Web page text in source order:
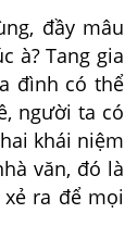
đầy mâu
à? Tang gia
đình có thể
người ta có
khái niệm
văn, đó là
ra để mọi